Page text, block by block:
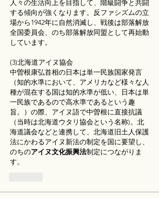
人々の生活向上を目指して、階級闘争と共闘
する傾向が強くなります。反ファシズムの立
場から1942年に自然消滅し、戦後は部落解放
全国委員会、のち部落解放同盟として再始動
しています。
(3)北海道アイヌ協会
中曽根康弘首相の日本は単一民族国家発言
（知的水準において、アメリカなど様々な人
種が混在する国は知的水準が低い、日本は単
一民族であるので高水準であるという趣
旨。）の際、アイヌ語で中曽根に直接抗議
（当時は北海道ウタリ協会という名称)。北
海道議会などと連携して、北海道旧土人保護
法にかわるアイヌ新法の制定を国に要望し、
のちのアイヌ文化振興法制定につながりま
す。